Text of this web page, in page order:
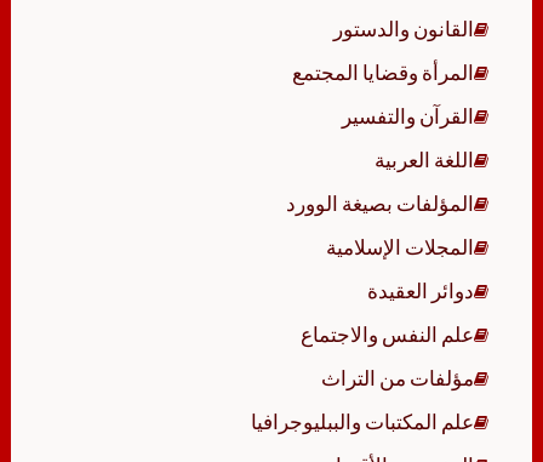
القانون والدستور
المرأة وقضايا المجتمع
القرآن والتفسير
اللغة العربية
المؤلفات بصيغة الوورد
المجلات الإسلامية
دوائر العقيدة
علم النفس والاجتماع
مؤلفات من التراث
علم المكتبات والببليوجرافيا